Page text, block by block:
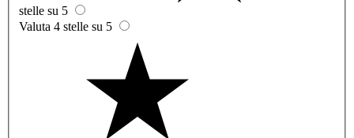
stelle su 5
Valuta 4 stelle su 5